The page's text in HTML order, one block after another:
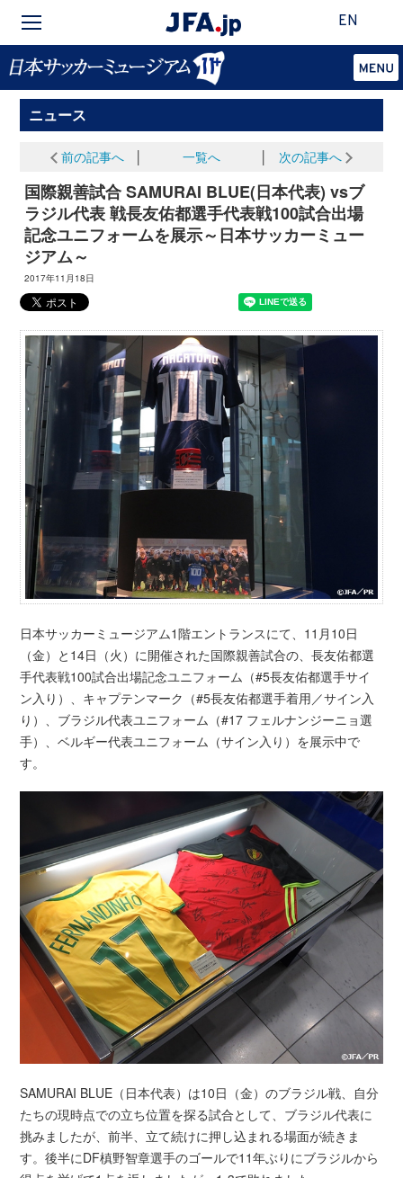
EN
ニュース
前の記事へ 一覧へ 次の記事へ
国際親善試合 SAMURAI BLUE(日本代表) vsブ
ラジル代表 戦長友佑都選手代表戦100試合出場
記念ユニフォームを展示～日本サッカーミュー
ジアム～
2017年11月18日
日本サッカーミュージアム1階エントランスにて、11月10日
（金）と14日（火）に開催された国際親善試合の、長友佑都選
手代表戦100試合出場記念ユニフォーム（#5長友佑都選手サイ
ン入り）、キャプテンマーク（#5長友佑都選手着用／サイン入
り）、ブラジル代表ユニフォーム（#17 フェルナンジーニョ選
手）、ベルギー代表ユニフォーム（サイン入り）を展示中で
す。
SAMURAI BLUE（日本代表）は10日（金）のブラジル戦、自分
たちの現時点での立ち位置を探る試合として、ブラジル代表に
挑みましたが、前半、立て続けに押し込まれる場面が続きま
す。後半にDF槙野智章選手のゴールで11年ぶりにブラジルから